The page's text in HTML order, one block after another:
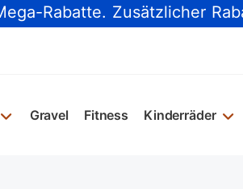
Rabatte. Zusätzlicher
Gravel Fitness Kinderräder